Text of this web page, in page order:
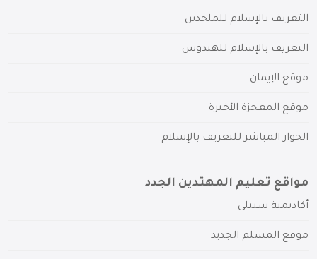
التعريف بالإسلام للملحدين
التعريف بالإسلام للهندوس
موقع الإيمان
موقع المعجزة الأخيرة
الحوار المباشر للتعريف بالإسلام
مواقع تعليم المهتدين الجدد
أكاديمية سبيلي
موقع المسلم الجديد